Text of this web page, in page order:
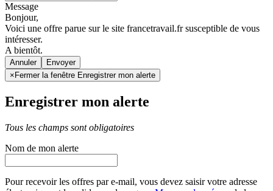
Message
Bonjour,
Voici une offre parue sur le site francetravail.fr susceptible de vous
intéresser.
A bientôt.
Annuler
× Fermer la fenêtre Enregistrer mon alerte
Enregistrer mon alerte
Tous les champs sont obligatoires
Nom de mon alerte
Pour recevoir les offres par e-mail, vous devez saisir votre adresse